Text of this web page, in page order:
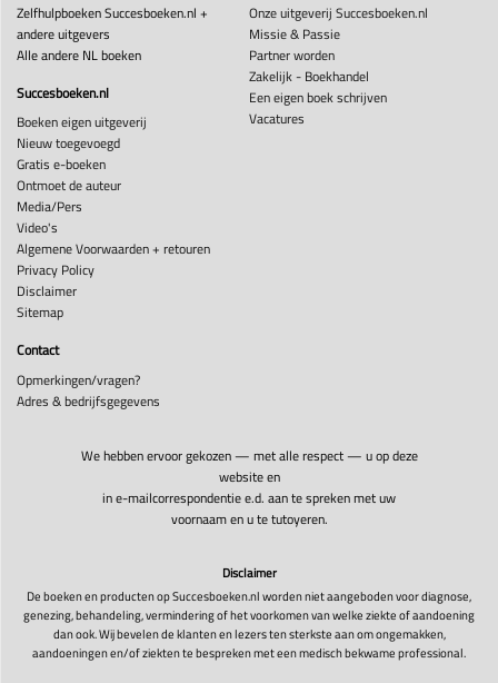
Zelfhulpboeken Succesboeken.nl +
andere uitgevers
Alle andere NL boeken
Succesboeken.nl
Boeken eigen uitgeverij
Nieuw toegevoegd
Gratis e-boeken
Ontmoet de auteur
Media/Pers
Video's
Algemene Voorwaarden + retouren
Privacy Policy
Disclaimer
Sitemap
Onze uitgeverij Succesboeken.nl
Missie & Passie
Partner worden
Zakelijk - Boekhandel
Een eigen boek schrijven
Vacatures
Contact
Opmerkingen/vragen?
Adres & bedrijfsgegevens
We hebben ervoor gekozen — met alle respect — u op deze
website en
in e-mailcorrespondentie e.d. aan te spreken met uw
voornaam en u te tutoyeren.
Disclaimer
De boeken en producten op Succesboeken.nl worden niet aangeboden voor diagnose,
genezing, behandeling, vermindering of het voorkomen van welke ziekte of aandoening
dan ook. Wij bevelen de klanten en lezers ten sterkste aan om ongemakken,
aandoeningen en/of ziekten te bespreken met een medisch bekwame professional.